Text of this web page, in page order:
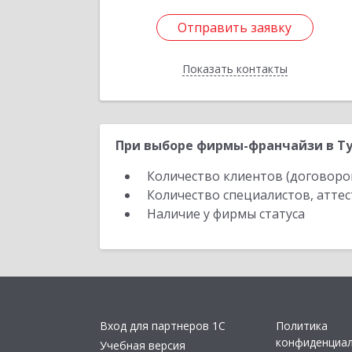
Отправить заявку
Показать контакты
Отправить заявку
Назад
При выборе фирмы-франчайзи в
Количество клиентов
Количество специалистов,
Наличие у фирмы статуса
Вход для партнеров 1С
Учебная версия
Политика